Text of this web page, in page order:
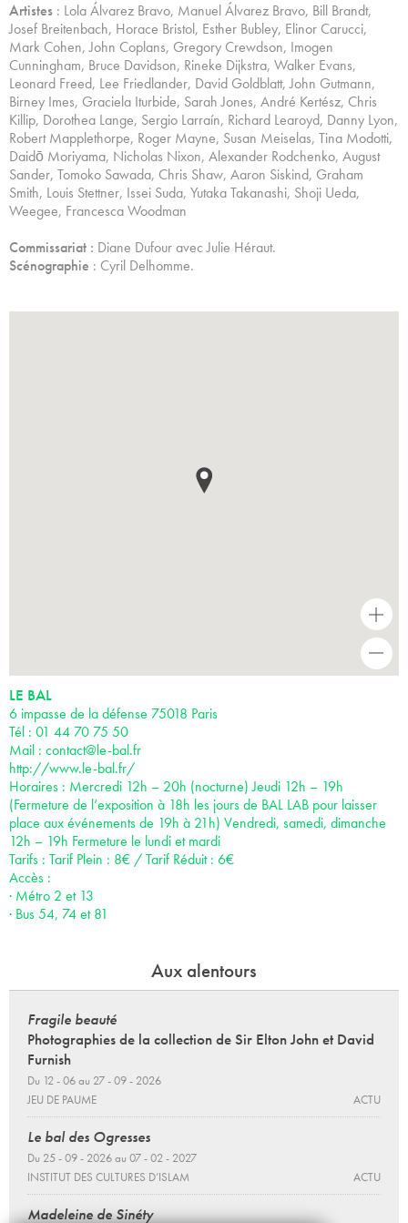
Artistes : Lola Álvarez Bravo, Manuel Álvarez Bravo, Bill Brandt,
Josef Breitenbach, Horace Bristol, Esther Bubley, Elinor Carucci,
Mark Cohen, John Coplans, Gregory Crewdson, Imogen
Cunningham, Bruce Davidson, Rineke Dijkstra, Walker Evans,
Leonard Freed, Lee Friedlander, David Goldblatt, John Gutmann,
Birney Imes, Graciela Iturbide, Sarah Jones, André Kertész, Chris
Killip, Dorothea Lange, Sergio Larraín, Richard Learoyd, Danny Lyon,
Robert Mapplethorpe, Roger Mayne, Susan Meiselas, Tina Modotti,
Daidō Moriyama, Nicholas Nixon, Alexander Rodchenko, August
Sander, Tomoko Sawada, Chris Shaw, Aaron Siskind, Graham
Smith, Louis Stettner, Issei Suda, Yutaka Takanashi, Shoji Ueda,
Weegee, Francesca Woodman
Commissariat : Diane Dufour avec Julie Héraut.
Scénographie : Cyril Delhomme.
+
LE BAL
6 impasse de la défense 75018 Paris
Tél : 01 44 70 75 50
Mail : contact@le-bal.fr
http://www.le-bal.fr/
Horaires : Mercredi 12h – 20h (nocturne) Jeudi 12h – 19h
(Fermeture de l’exposition à 18h les jours de BAL LAB pour laisser
place aux événements de 19h à 21h) Vendredi, samedi, dimanche
12h – 19h Fermeture le lundi et mardi
Tarifs : Tarif Plein : 8€ / Tarif Réduit : 6€
Accès :
· Métro 2 et 13
· Bus 54, 74 et 81
Aux alentours
Fragile beauté
Photographies de la collection de Sir Elton John et David
Furnish
Du 12 - 06 au 27 - 09 - 2026
JEU DE PAUME
ACTU
Le bal des Ogresses
Du 25 - 09 - 2026 au 07 - 02 - 2027
INSTITUT DES CULTURES D’ISLAM
ACTU
Madeleine de Sinéty